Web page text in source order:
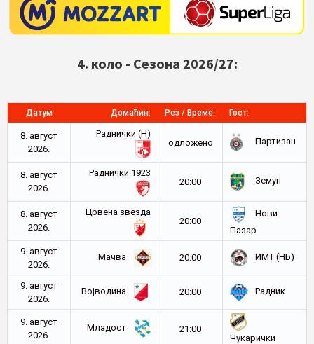
4. коло - Сезона 2026/27:
Датум Домаћин: Рез / Време: Гост:
8. август
2026.
Раднички (Н)
oдложено
Партизан
8. август
2026.
Раднички 1923
20:00
Земун
8. август
2026.
Црвена звезда
20:00
Нови
Пазар
9. август
2026.
Мачва 20:00 ИМТ (НБ)
9. август
2026.
Војводина 20:00 Радник
9. август
2026.
Младост
21:00
Чукарички